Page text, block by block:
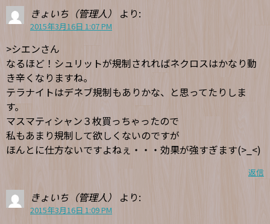
きょいち（管理人） より:
2015年3月16日 1:07 PM
>シエンさん
なるほど！シュリットが規制されればネクロスはかなり動
き辛くなりますね。
テラナイトはデネブ規制もありかな、と思ってたりしま
す。
マスマティシャン３枚買っちゃったので
私もあまり規制して欲しくないのですが
ほんとに仕方ないですよねぇ・・・効果が強すぎます(>_<)
返信
きょいち（管理人） より:
2015年3月16日 1:09 PM